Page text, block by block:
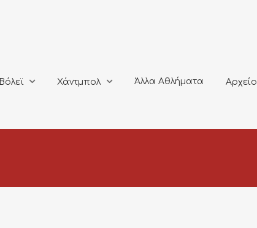
Βόλεϊ Χάντμπολ Άλλα Αθλήματα Αρχείο